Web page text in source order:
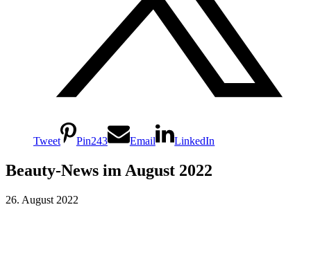
Tweet Pin243 Email LinkedIn
Beauty-News im August 2022
26. August 2022